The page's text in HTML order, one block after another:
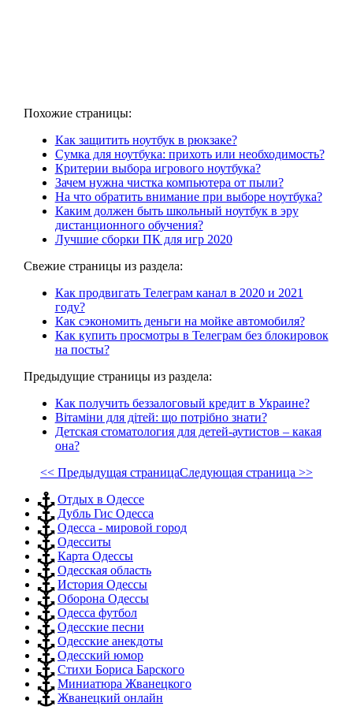
Похожие страницы:
Как защитить ноутбук в рюкзаке?
Сумка для ноутбука: прихоть или необходимость?
Критерии выбора игрового ноутбука?
Зачем нужна чистка компьютера от пыли?
На что обратить внимание при выборе ноутбука?
Каким должен быть школьный ноутбук в эру
дистанционного обучения?
Лучшие сборки ПК для игр 2020
Свежие страницы из раздела:
Как продвигать Телеграм канал в 2020 и 2021
году?
Как сэкономить деньги на мойке автомобиля?
Как купить просмотры в Телеграм без блокировок
на посты?
Предыдущие страницы из раздела:
Как получить беззалоговый кредит в Украине?
Вітаміни для дітей: що потрібно знати?
Детская стоматология для детей-аутистов – какая
она?
<< Предыдущая страницаСледующая страница >>
Отдых в Одессе
Дубль Гис Одесса
Одесса - мировой город
Одесситы
Карта Одессы
Одесская область
История Одессы
Оборона Одессы
Одесса футбол
Одесские песни
Одесские анекдоты
Одесский юмор
Стихи Бориса Барского
Миниатюра Жванецкого
Жванецкий онлайн